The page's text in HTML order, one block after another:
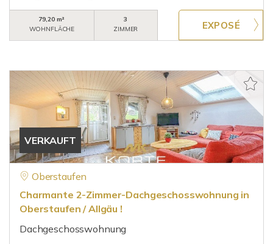
79,20 m²
WOHNFLÄCHE
3
ZIMMER
VERKAUFT
Oberstaufen
Charmante 2-Zimmer-Dachgeschosswohnung in
Oberstaufen / Allgäu !
Dachgeschosswohnung